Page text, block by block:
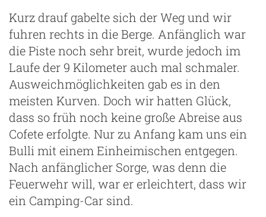
Kurz drauf gabelte sich der Weg und wir
fuhren rechts in die Berge. Anfänglich war
die Piste noch sehr breit, wurde jedoch im
Laufe der 9 Kilometer auch mal schmaler.
Ausweichmöglichkeiten gab es in den
meisten Kurven. Doch wir hatten Glück,
dass so früh noch keine große Abreise aus
Cofete erfolgte. Nur zu Anfang kam uns ein
Bulli mit einem Einheimischen entgegen.
Nach anfänglicher Sorge, was denn die
Feuerwehr will, war er erleichtert, dass wir
ein Camping-Car sind.